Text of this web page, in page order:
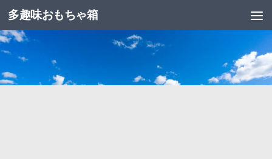
コンテンツへスキップ
多趣味おもちゃ箱